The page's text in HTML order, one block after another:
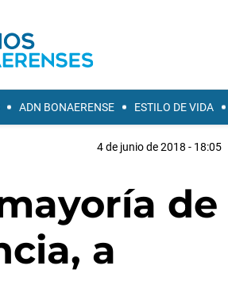
ADN BONAERENSE ESTILO DE VIDA
4 de junio de 2018 - 18:05
de
a